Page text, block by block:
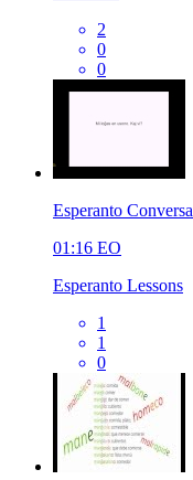
2
0
0
Esperanto
01:16 EO
Esperanto Lessons
1
1
0